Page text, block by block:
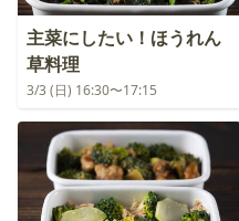
主菜にしたい！ほうれん
草料理
3/3 (日) 16:30〜17:15